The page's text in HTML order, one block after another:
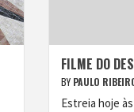
FILME DO
BY PAULO
Estreia hoje